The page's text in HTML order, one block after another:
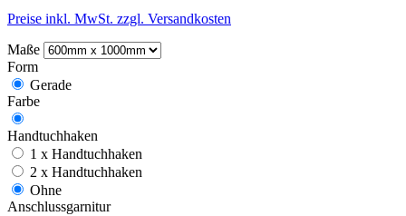
Preise inkl. MwSt. zzgl. Versandkosten
Maße
Form
Gerade
Farbe
Handtuchhaken
1 x Handtuchhaken
2 x Handtuchhaken
Ohne
Anschlussgarnitur